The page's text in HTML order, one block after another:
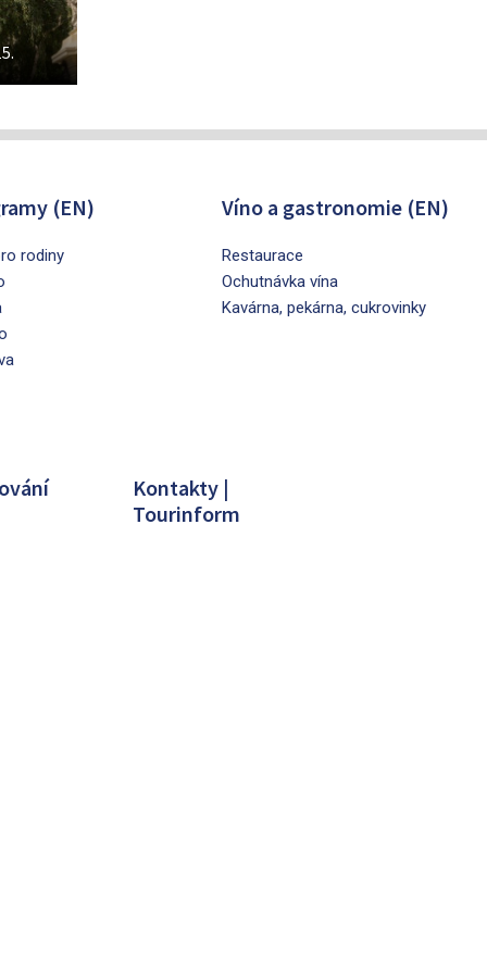
(EN)
rodiny
Víno a gastronomie (EN)
Restaurace
Ochutnávka vína
Kavárna, pekárna, cukrovinky
Kontakty |
Tourinform